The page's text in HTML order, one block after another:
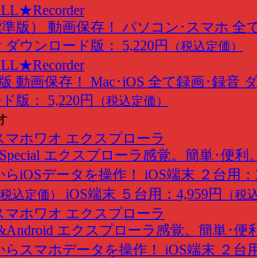
準版） 動画保存！ パソコン･スマホ 全
ダウンロード版： 5,220円 （税込定価）
動画保存！ Mac･iOS 全て録画･録音
版： 5,220円
（税込定価）
マホワオ エクスプローラ
エクスプローラ感覚。簡単･便利
らiOSデータを操作！ iOS端末 ２台用：
税込定価） iOS端末 ５台用：4,959円 （税
マホワオ エクスプローラ
エクスプローラ感覚。簡単･便
らスマホデータを操作！ iOS端末 ２台